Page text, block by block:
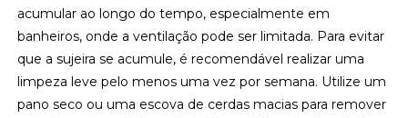
acumular ao longo do tempo, especialmente em
banheiros, onde a ventilação pode ser limitada. Para evitar
que a sujeira se acumule, é recomendável realizar uma
limpeza leve pelo menos uma vez por semana. Utilize um
pano seco ou uma escova de cerdas macias para remover